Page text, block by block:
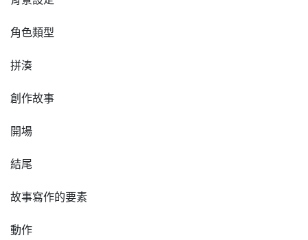
角色類型
拼湊
創作故事
開場
結尾
故事寫作的要素
動作